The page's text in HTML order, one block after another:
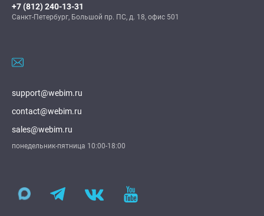
+7 (812) 240-13-31
Санкт-Петербург, Большой пр. ПС, д. 18, офис 501
support@webim.ru
contact@webim.ru
sales@webim.ru
понедельник-пятница 10:00-18:00